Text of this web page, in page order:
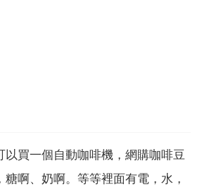
以買一個自動咖啡機，網購咖啡豆
啊、奶啊。等等裡面有電，水，